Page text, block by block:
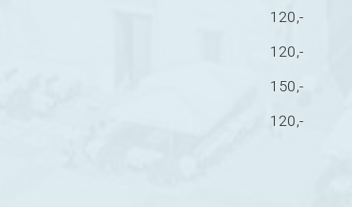
120,-
120,-
150,-
120,-